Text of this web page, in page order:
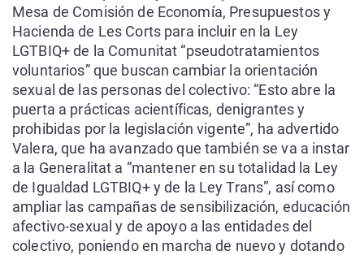
Mesa de Comisión de Economía, Presupuestos y
Hacienda de Les Corts para incluir en la Ley
LGTBIQ+ de la Comunitat “pseudotratamientos
voluntarios” que buscan cambiar la orientación
sexual de las personas del colectivo: “Esto abre la
puerta a prácticas acientíficas, denigrantes y
prohibidas por la legislación vigente”, ha advertido
Valera, que ha avanzado que también se va a instar
a la Generalitat a “mantener en su totalidad la Ley
de Igualdad LGTBIQ+ y de la Ley Trans”, así como
ampliar las campañas de sensibilización, educación
afectivo-sexual y de apoyo a las entidades del
colectivo, poniendo en marcha de nuevo y dotando